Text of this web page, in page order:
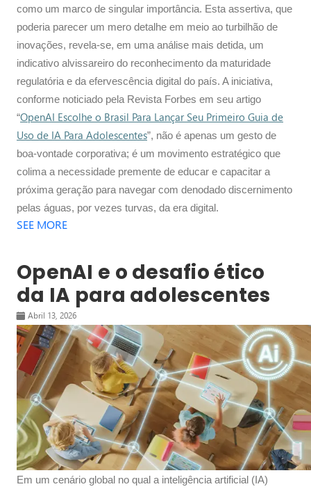
como um marco de singular importância. Esta assertiva, que
poderia parecer um mero detalhe em meio ao turbilhão de
inovações, revela-se, em uma análise mais detida, um
indicativo alvissareiro do reconhecimento da maturidade
regulatória e da efervescência digital do país. A iniciativa,
conforme noticiado pela Revista Forbes em seu artigo
“OpenAI Escolhe o Brasil Para Lançar Seu Primeiro Guia de
Uso de IA Para Adolescentes”, não é apenas um gesto de
boa-vontade corporativa; é um movimento estratégico que
colima a necessidade premente de educar e capacitar a
próxima geração para navegar com denodado discernimento
pelas águas, por vezes turvas, da era digital.
SEE MORE
OpenAI e o desafio ético
da IA para adolescentes
Abril 13, 2026
Em um cenário global no qual a inteligência artificial (IA)